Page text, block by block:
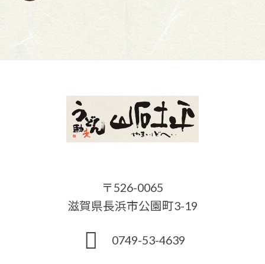
〒526-0065
滋賀県長浜市公園町3-19
0749-53-4639